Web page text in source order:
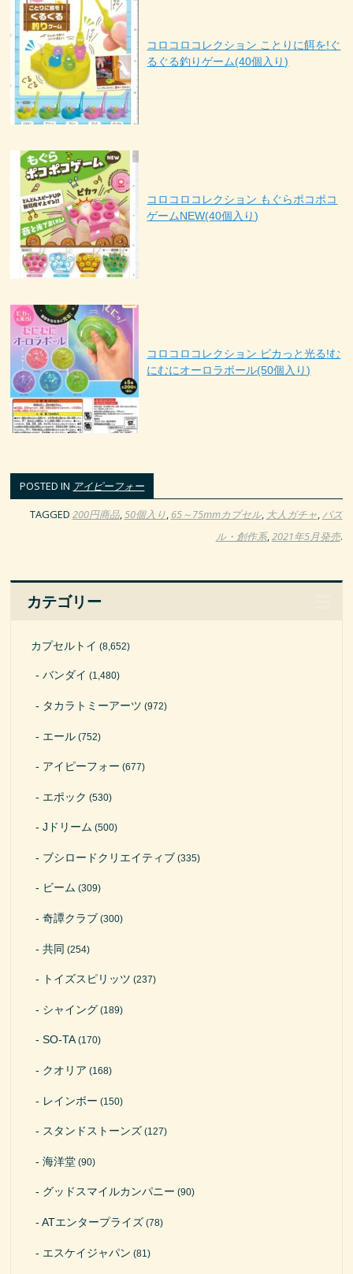
コロコロコレクション ことりに餌を!ぐ
るぐる釣りゲーム(40個入り)
コロコロコレクション もぐらポコポコ
ゲームNEW(40個入り)
コロコロコレクション ピカっと光る!む
にむにオーロラボール(50個入り)
POSTED IN アイピーフォー
TAGGED 200円商品,50個入り, 65～75mmカプセル, 大人ガチャ,パズ
ル・創作系,2021年5月発売.
カテゴリー
カプセルトイ (8,652)
バンダイ (1,480)
タカラトミーアーツ (972)
エール (752)
アイピーフォー (677)
エポック (530)
Jドリーム (500)
ブシロードクリエイティブ (335)
ビーム (309)
奇譚クラブ (300)
共同 (254)
トイズスピリッツ (237)
シャイング (189)
SO-TA(170)
クオリア (168)
レインボー (150)
スタンドストーンズ (127)
海洋堂 (90)
グッドスマイルカンパニー (90)
ATエンタープライズ (78)
エスケイジャパン (81)